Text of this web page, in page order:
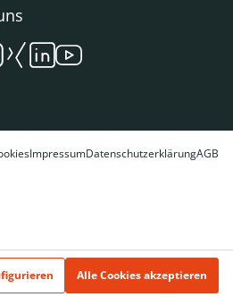
ImpressumDatenschutzerklärungAGB
Alle Cookies akzeptieren